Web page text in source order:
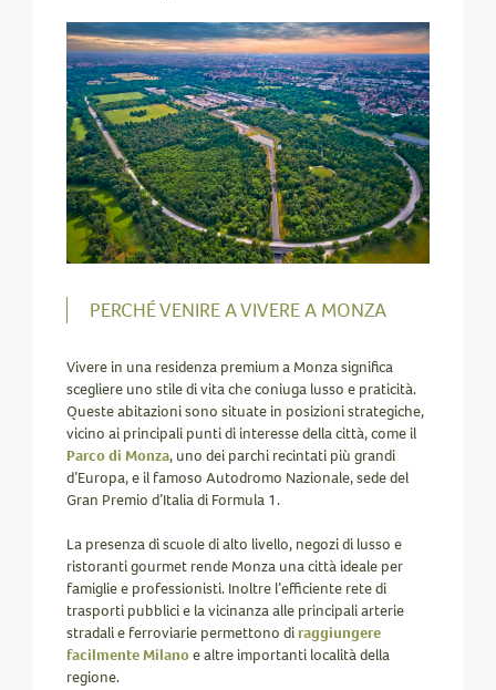
PERCHÉ VENIRE A VIVERE A MONZA
Vivere in una residenza premium a Monza significa
scegliere uno stile di vita che coniuga lusso e praticità.
Queste abitazioni sono situate in posizioni strategiche,
vicino ai principali punti di interesse della città, come il
Parco di Monza, uno dei parchi recintati più grandi
d’Europa, e il famoso Autodromo Nazionale, sede del
Gran Premio d’Italia di Formula 1.
La presenza di scuole di alto livello, negozi di lusso e
ristoranti gourmet rende Monza una città ideale per
famiglie e professionisti. Inoltre l’efficiente rete di
trasporti pubblici e la vicinanza alle principali arterie
stradali e ferroviarie permettono di raggiungere
facilmente Milanoe altre importanti località della
regione.